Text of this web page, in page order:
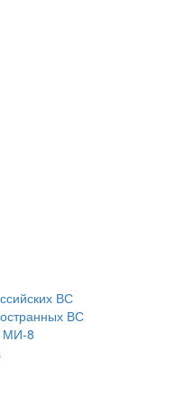
ВС
ВС
МИ-8